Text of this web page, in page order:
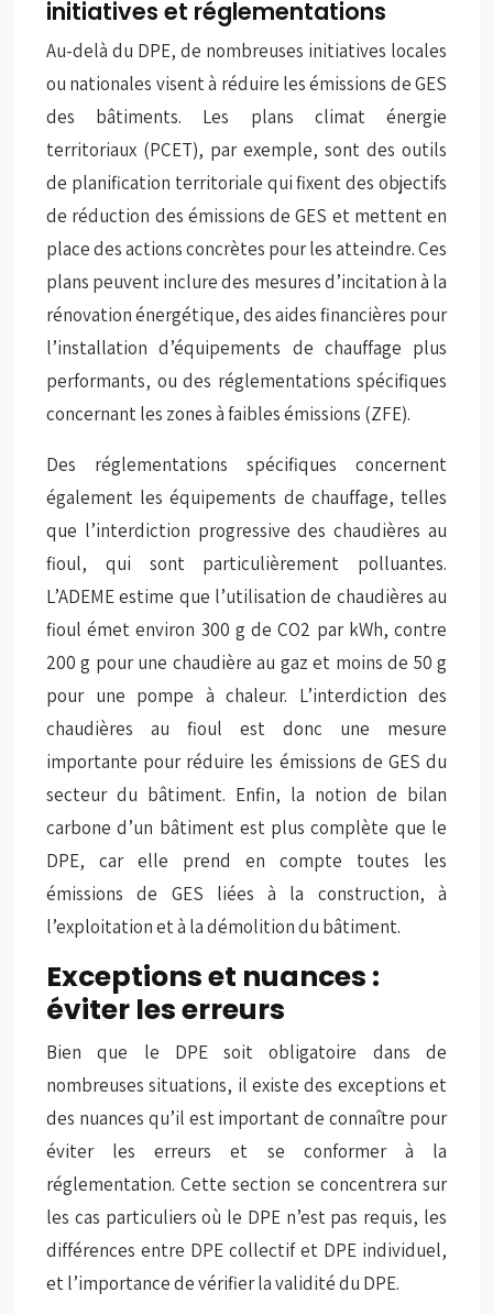
initiatives et réglementations
Au-delà du DPE, de nombreuses initiatives locales
ou nationales visent à réduire les émissions de GES
des bâtiments. Les plans climat énergie
territoriaux (PCET), par exemple, sont des outils
de planification territoriale qui fixent des objectifs
de réduction des émissions de GES et mettent en
place des actions concrètes pour les atteindre. Ces
plans peuvent inclure des mesures d’incitation à la
rénovation énergétique, des aides financières pour
l’installation d’équipements de chauffage plus
performants, ou des réglementations spécifiques
concernant les zones à faibles émissions (ZFE).
Des réglementations spécifiques concernent
également les équipements de chauffage, telles
que l’interdiction progressive des chaudières au
fioul, qui sont particulièrement polluantes.
L’ADEME estime que l’utilisation de chaudières au
fioul émet environ 300 g de CO2 par kWh, contre
200 g pour une chaudière au gaz et moins de 50 g
pour une pompe à chaleur. L’interdiction des
chaudières au fioul est donc une mesure
importante pour réduire les émissions de GES du
secteur du bâtiment. Enfin, la notion de bilan
carbone d’un bâtiment est plus complète que le
DPE, car elle prend en compte toutes les
émissions de GES liées à la construction, à
l’exploitation et à la démolition du bâtiment.
Exceptions et nuances :
éviter les erreurs
Bien que le DPE soit obligatoire dans de
nombreuses situations, il existe des exceptions et
des nuances qu’il est important de connaître pour
éviter les erreurs et se conformer à la
réglementation. Cette section se concentrera sur
les cas particuliers où le DPE n’est pas requis, les
différences entre DPE collectif et DPE individuel,
et l’importance de vérifier la validité du DPE.